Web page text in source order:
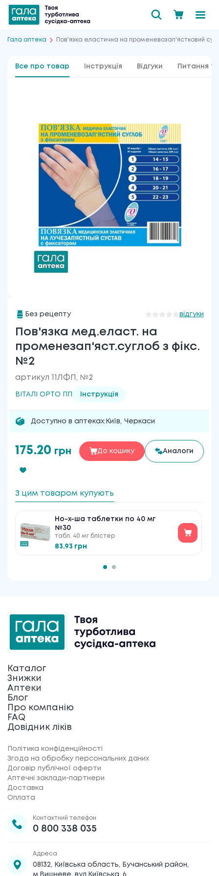
Гала аптека Пов'язка еластична на променевозап'ястковий
Все про товар Інструкція Відгуки Питання та
Без рецепту відгуки
Пов'язка мед.еласт. на
променезап'яст.суглоб з фікс.
№2
артикул 11ЛФП, №2
ВІТАЛІ ОРТО ПП Інструкція
Доступно в аптеках: Київ, Черкаси
175.20 грн До кошику Аналоги
З цим товаром купують
Но-х-ша таблетки по 40 мг
№30
табл. 40 мг блістер
83.93 грн
Каталог
Знижки
Аптеки
Блог
Про компанію
FAQ
Довідник ліків
Політика конфіденційності
Згода на обробку персональних даних
Договір публічної оферти
Аптечні заклади-партнери
Доставка
Оплата
Контактний телефон
0 800 338 035
Адреса
08132, Київська область, Бучанський район,
м.Вишневе, вул.Київська, 6